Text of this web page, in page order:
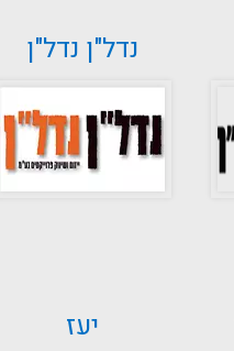
נדל"ן נדל"ן
יעז